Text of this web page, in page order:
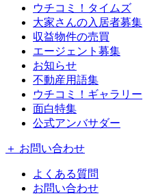
ウチコミ！タイムズ
大家さんの入居者募集
収益物件の売買
エージェント募集
お知らせ
不動産用語集
ウチコミ！ギャラリー
面白特集
公式アンバサダー
＋ お問い合わせ
よくある質問
お問い合わせ